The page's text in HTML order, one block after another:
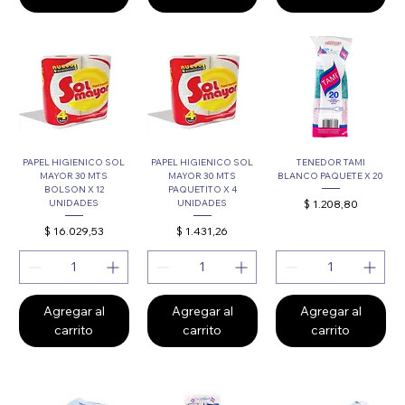
PAPEL HIGIENICO SOL
MAYOR 30 MTS
BOLSON X 12
UNIDADES
Precio
$ 16.029,53
Agregar al
carrito
PAPEL HIGIENICO SOL
MAYOR 30 MTS
PAQUETITO X 4
UNIDADES
Precio
$ 1.431,26
Agregar al
carrito
TENEDOR TAMI
BLANCO PAQUETE X 20
Precio
$ 1.208,80
Agregar al
carrito